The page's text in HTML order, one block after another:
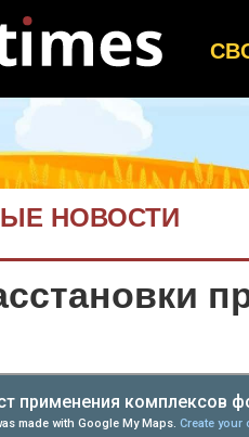
НОВОСТИ